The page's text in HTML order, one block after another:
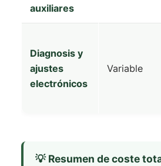
auxiliares
Diagnosis y
ajustes
electrónicos
Variable
💡 Resumen de coste